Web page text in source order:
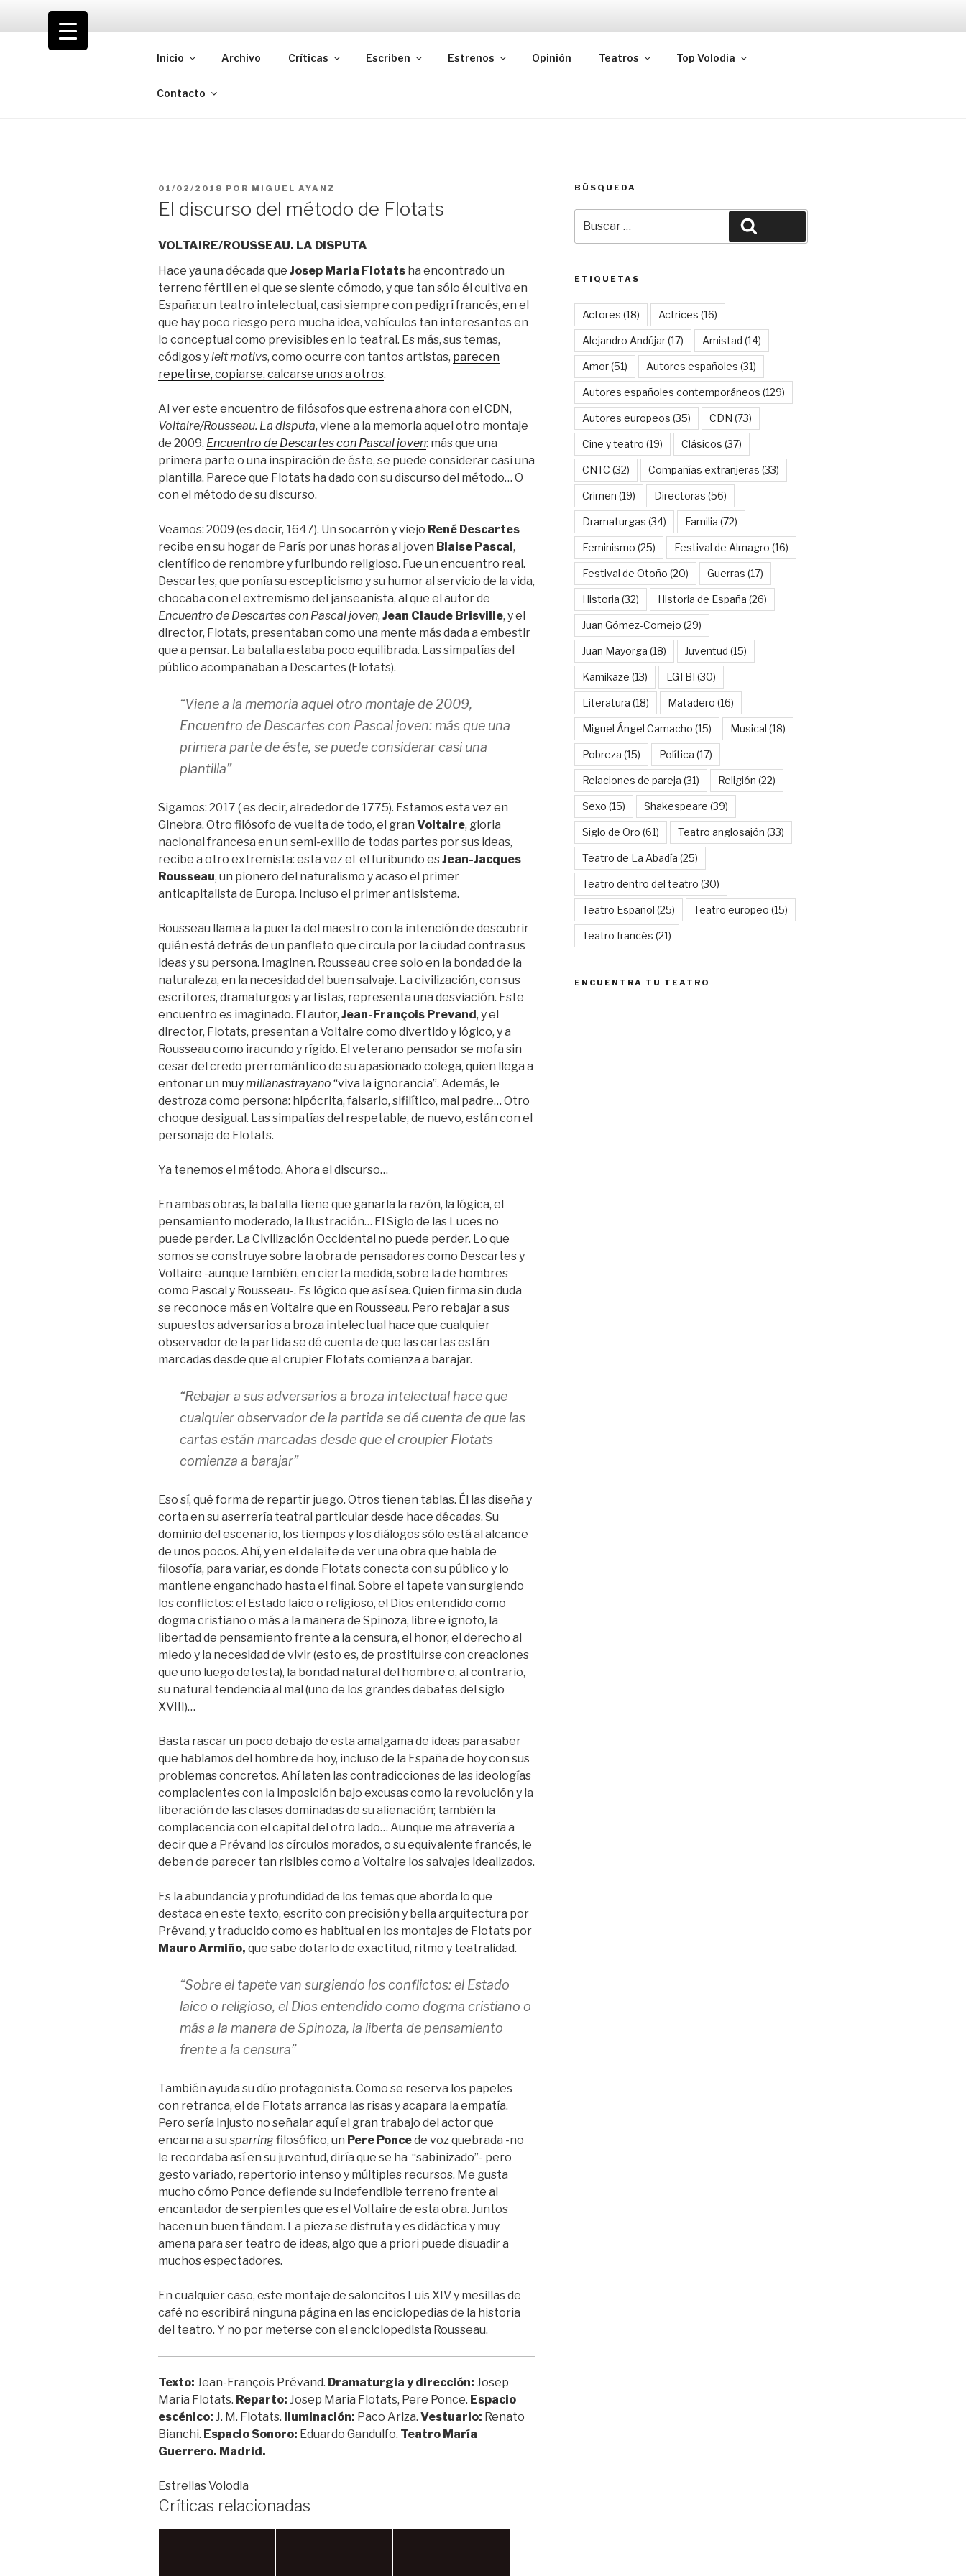
VOLODIA
Inicio Archivo Críticas Escriben Estrenos Opinión Teatros Top Volodia
Contacto
PUBLICADO
01/02/2018 POR MIGUEL AYANZ
El discurso del método de Flotats
VOLTAIRE/ROUSSEAU. LA DISPUTA
Hace ya una década que Josep Maria Flotats ha encontrado un
terreno fértil en el que se siente cómodo, y que tan sólo él cultiva en
España: un teatro intelectual, casi siempre con pedigrí francés, en el
que hay poco riesgo pero mucha idea, vehículos tan interesantes en
lo conceptual como previsibles en lo teatral. Es más, sus temas,
códigos yleit motivs, como ocurre con tantos artistas, parecen
repetirse, copiarse, calcarse unos a otros.
Al ver este encuentro de filósofos que estrena ahora con el CDN,
Voltaire/Rousseau. La disputa, viene a la memoria aquel otro montaje
de 2009, Encuentro de Descartes con Pascal joven: más que una
primera parte o una inspiración de éste, se puede considerar casi una
plantilla. Parece que Flotats ha dado con su discurso del método… O
con el método de su discurso.
Veamos: 2009 (es decir, 1647). Un socarrón y viejo René Descartes
recibe en su hogar de París por unas horas al joven Blaise Pascal ,
científico de renombre y furibundo religioso. Fue un encuentro real.
Descartes, que ponía su escepticismo y su humor al servicio de la vida,
chocaba con el extremismo del janseanista, al que el autor de
Encuentro de Descartes con Pascal joven, Jean Claude Brisville, y el
director, Flotats, presentaban como una mente más dada a embestir
que a pensar. La batalla estaba poco equilibrada. Las simpatías del
público acompañaban a Descartes (Flotats).
“Viene a la memoria aquel otro montaje de 2009,
Encuentro de Descartes con Pascal joven: más que una
primera parte de éste, se puede considerar casi una
plantilla”
Sigamos: 2017 ( es decir, alrededor de 1775). Estamos esta vez en
Ginebra. Otro filósofo de vuelta de todo, el gran Voltaire, gloria
nacional francesa en un semi-exilio de todas partes por sus ideas,
recibe a otro extremista: esta vez el el furibundo esJean-Jacques
Rousseau, un pionero del naturalismo y acaso el primer
anticapitalista de Europa. Incluso el primer antisistema.
Rousseau llama a la puerta del maestro con la intención de descubrir
quién está detrás de un panfleto que circula por la ciudad contra sus
ideas y su persona. Imaginen. Rousseau cree solo en la bondad de la
naturaleza, en la necesidad del buen salvaje. La civilización, con sus
escritores, dramaturgos y artistas, representa una desviación. Este
encuentro es imaginado. El autor, Jean-François Prevand , y el
director, Flotats, presentan a Voltaire como divertido y lógico, y a
Rousseau como iracundo y rígido. El veterano pensador se mofa sin
cesar del credo prerromántico de su apasionado colega, quien llega a
entonar un muymillanastrayano “viva la ignorancia”. Además, le
destroza como persona: hipócrita, falsario, sifilítico, mal padre… Otro
choque desigual. Las simpatías del respetable, de nuevo, están con el
personaje de Flotats.
Ya tenemos el método. Ahora el discurso…
En ambas obras, la batalla tiene que ganarla la razón, la lógica, el
pensamiento moderado, la Ilustración… El Siglo de las Luces no
puede perder. La Civilización Occidental no puede perder. Lo que
somos se construye sobre la obra de pensadores como Descartes y
Voltaire -aunque también, en cierta medida, sobre la de hombres
como Pascal y Rousseau-. Es lógico que así sea. Quien firma sin duda
se reconoce más en Voltaire que en Rousseau. Pero rebajar a sus
supuestos adversarios a broza intelectual hace que cualquier
observador de la partida se dé cuenta de que las cartas están
marcadas desde que el crupier Flotats comienza a barajar.
“Rebajar a sus adversarios a broza intelectual hace que
cualquier observador de la partida se dé cuenta de que las
cartas están marcadas desde que el croupier Flotats
comienza a barajar”
Eso sí, qué forma de repartir juego. Otros tienen tablas. Él las diseña y
corta en su aserrería teatral particular desde hace décadas. Su
dominio del escenario, los tiempos y los diálogos sólo está al alcance
de unos pocos. Ahí, y en el deleite de ver una obra que habla de
filosofía, para variar, es donde Flotats conecta con su público y lo
mantiene enganchado hasta el final. Sobre el tapete van surgiendo
los conflictos: el Estado laico o religioso, el Dios entendido como
dogma cristiano o más a la manera de Spinoza, libre e ignoto, la
libertad de pensamiento frente a la censura, el honor, el derecho al
miedo y la necesidad de vivir (esto es, de prostituirse con creaciones
que uno luego detesta), la bondad natural del hombre o, al contrario,
su natural tendencia al mal (uno de los grandes debates del siglo
XVIII)…
Basta rascar un poco debajo de esta amalgama de ideas para saber
que hablamos del hombre de hoy, incluso de la España de hoy con sus
problemas concretos. Ahí laten las contradicciones de las ideologías
complacientes con la imposición bajo excusas como la revolución y la
liberación de las clases dominadas de su alienación; también la
complacencia con el capital del otro lado… Aunque me atrevería a
decir que a Prévand los círculos morados, o su equivalente francés, le
deben de parecer tan risibles como a Voltaire los salvajes idealizados.
Es la abundancia y profundidad de los temas que aborda lo que
destaca en este texto, escrito con precisión y bella arquitectura por
Prévand, y traducido como es habitual en los montajes de Flotats por
Mauro Armiño, que sabe dotarlo de exactitud, ritmo y teatralidad.
“Sobre el tapete van surgiendo los conflictos: el Estado
laico o religioso, el Dios entendido como dogma cristiano o
más a la manera de Spinoza, la liberta de pensamiento
frente a la censura”
También ayuda su dúo protagonista. Como se reserva los papeles
con retranca, el de Flotats arranca las risas y acapara la empatía.
Pero sería injusto no señalar aquí el gran trabajo del actor que
encarna a su sparringfilosófico, un Pere Poncede voz quebrada -no
le recordaba así en su juventud, diría que se ha “sabinizado”- pero
gesto variado, repertorio intenso y múltiples recursos. Me gusta
mucho cómo Ponce defiende su indefendible terreno frente al
encantador de serpientes que es el Voltaire de esta obra. Juntos
hacen un buen tándem. La pieza se disfruta y es didáctica y muy
amena para ser teatro de ideas, algo que a priori puede disuadir a
muchos espectadores.
En cualquier caso, este montaje de saloncitos Luis XIV y mesillas de
café no escribirá ninguna página en las enciclopedias de la historia
del teatro. Y no por meterse con el enciclopedista Rousseau.
Texto: Jean-François Prévand. Dramaturgia y dirección: Josep
Maria Flotats. Reparto: Josep Maria Flotats, Pere Ponce. Espacio
escénico: J. M. Flotats. Iluminación: Paco Ariza. Vestuario: Renato
Bianchi. Espacio Sonoro: Eduardo Gandulfo. Teatro María
Guerrero. Madrid.
Estrellas Volodia
Críticas relacionadas
BÚSQUEDA
por:
ETIQUETAS
Actores (18) Actrices (16)
Alejandro Andújar(17) Amistad (14)
Amor(51) Autores españoles (31)
Autores españoles contemporáneos (129)
Autores europeos (35) CDN (73)
Cine y teatro (19) Clásicos (37)
CNTC (32) Compañías extranjeras (33)
Crimen (19) Directoras (56)
Dramaturgas (34) Familia (72)
Feminismo (25) Festival de Almagro (16)
Festival de Otoño (20) Guerras (17)
Historia (32) Historia de España (26)
Juan Gómez-Cornejo (29)
Juan Mayorga (18) Juventud (15)
Kamikaze (13) LGTBI (30)
Literatura (18) Matadero (16)
Miguel Ángel Camacho (15) Musical (18)
Pobreza (15) Política (17)
Relaciones de pareja (31) Religión (22)
Sexo (15) Shakespeare (39)
Siglo de Oro (61) Teatro anglosajón (33)
Teatro de La Abadía (25)
Teatro dentro del teatro (30)
Teatro Español (25) Teatro europeo (15)
Teatro francés (21)
ENCUENTRA TU TEATRO